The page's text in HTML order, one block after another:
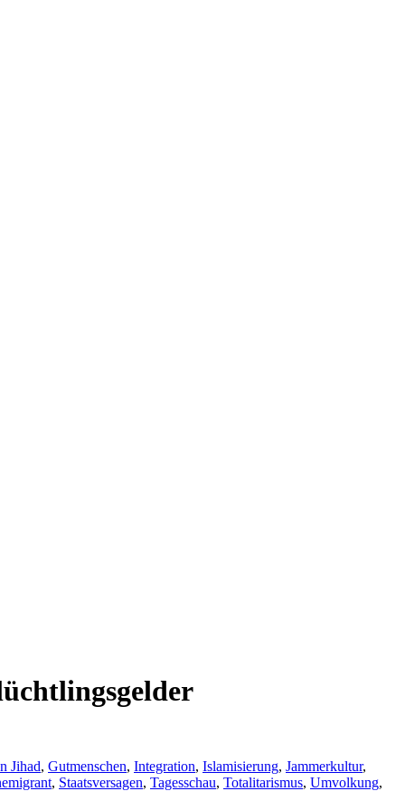
Jihad, Gutmenschen, Integration, Islamisierung, Jammerkultur,
, Staatsversagen, Tagesschau, Totalitarismus, Umvolkung,